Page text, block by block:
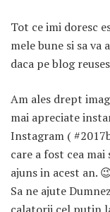
Tot ce imi doresc
mele bune si sa
daca pe blog
Am ales drept
mai apreciate
Instagram (
care a fost cea
ajuns in acest an.
Sa ne ajute